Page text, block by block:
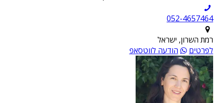
052-4657464
רמת השרון, ישראל
לפרטים
הודעה לווטסאפ